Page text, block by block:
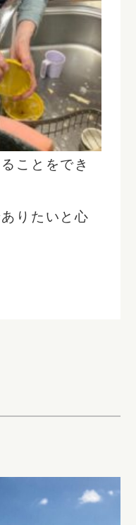
ことをでき
りたいと心